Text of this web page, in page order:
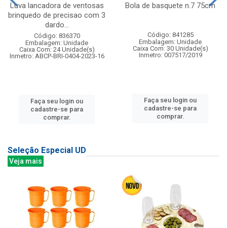
Luva lancadora de ventosas
brinquedo de precisao com 3
dardo...
Código: 836370
Embalagem: Unidade
Caixa Com: 24 Unidade(s)
Inmetro: ABCP-BRI-0404-2023-16
Faça seu login ou
cadastre-se para
comprar.
Bola de basquete n.7 75cm
Código: 841285
Embalagem: Unidade
Caixa Com: 30 Unidade(s)
Inmetro: 007517/2019
Faça seu login ou
cadastre-se para
comprar.
Seleção Especial UD
Veja mais